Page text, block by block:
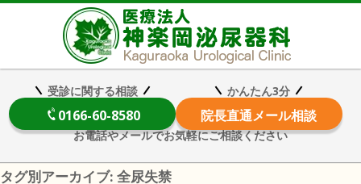
受診に関する相談
0166-60-8580
かんたん3分
院長直通メール相談
お電話やメールでお気軽にご相談ください
タグ別アーカイブ: 全尿失禁